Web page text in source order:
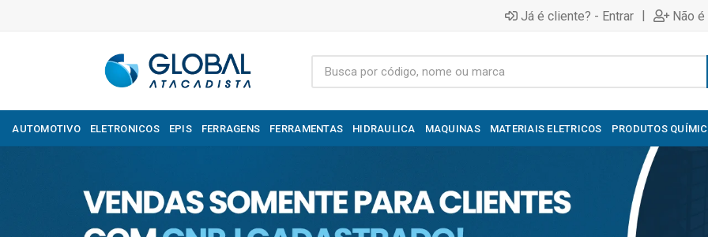
Já é cliente? - Entrar | Não
AUTOMOTIVO ELETRONICOS EPIS FERRAGENS FERRAMENTAS HIDRAULICA MAQUINAS MATERIAIS ELETRICOS PRODUTOS